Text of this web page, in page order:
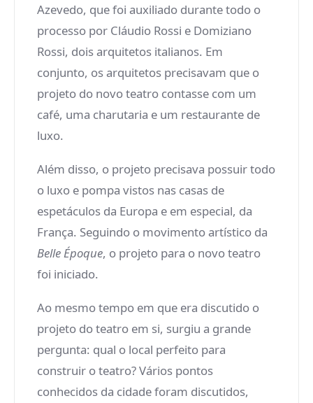
Azevedo, que foi auxiliado durante todo o
processo por Cláudio Rossi e Domiziano
Rossi, dois arquitetos italianos. Em
conjunto, os arquitetos precisavam que o
projeto do novo teatro contasse com um
café, uma charutaria e um restaurante de
luxo.
Além disso, o projeto precisava possuir todo
o luxo e pompa vistos nas casas de
espetáculos da Europa e em especial, da
França. Seguindo o movimento artístico da
Belle Époque, o projeto para o novo teatro
foi iniciado.
Ao mesmo tempo em que era discutido o
projeto do teatro em si, surgiu a grande
pergunta: qual o local perfeito para
construir o teatro? Vários pontos
conhecidos da cidade foram discutidos,